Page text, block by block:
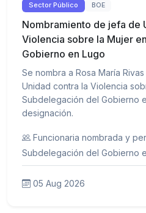
Sector Público BOE
Nombramiento de jefa de
Violencia sobre la Mujer
Gobierno en Lugo
Se nombra a Rosa María
Unidad contra la Violencia
Subdelegación del Gobierno
designación.
Funcionaria nombrada y
Subdelegación del Gobierno
05 Aug 2026